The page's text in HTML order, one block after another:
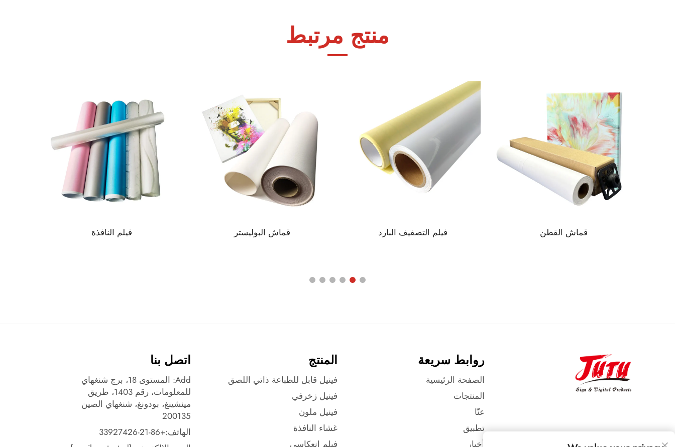
منتج مرتبط
قماش القطن فيلم التصفيف البارد قماش البوليستر فيلم النافذة
روابط سريعة
الصفحة الرئيسية
المنتجات
عنّا
تطبيق
أخبار
المنتج
فينيل قابل للطباعة ذاتي اللصق
فينيل زخرفي
فينيل ملون
غشاء النافذة
فيلم انعكاسي
اتصل بنا
Add: المستوى 18، برج شنغهاي
للمعلومات، رقم 1403، طريق
مينشينغ، بودونغ، شنغهاي الصين
200135
الهاتف:+86-21-33927426